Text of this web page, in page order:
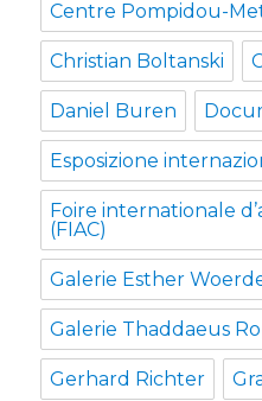
Centre Pompidou-
Christian Boltanski
Daniel Buren
Esposizione
Foire internationale
(FIAC)
Galerie Esther
Galerie Thaddaeus
Gerhard Richter